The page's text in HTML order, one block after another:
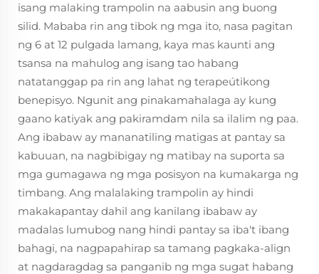
isang malaking trampolin na aabusin ang buong
silid. Mababa rin ang tibok ng mga ito, nasa pagitan
ng 6 at 12 pulgada lamang, kaya mas kaunti ang
tsansa na mahulog ang isang tao habang
natatanggap pa rin ang lahat ng terapeútikong
benepisyo. Ngunit ang pinakamahalaga ay kung
gaano katiyak ang pakiramdam nila sa ilalim ng paa.
Ang ibabaw ay mananatiling matigas at pantay sa
kabuuan, na nagbibigay ng matibay na suporta sa
mga gumagawa ng mga posisyon na kumakarga ng
timbang. Ang malalaking trampolin ay hindi
makakapantay dahil ang kanilang ibabaw ay
madalas lumubog nang hindi pantay sa iba't ibang
bahagi, na nagpapahirap sa tamang pagkaka-align
at nagdaragdag sa panganib ng mga sugat habang